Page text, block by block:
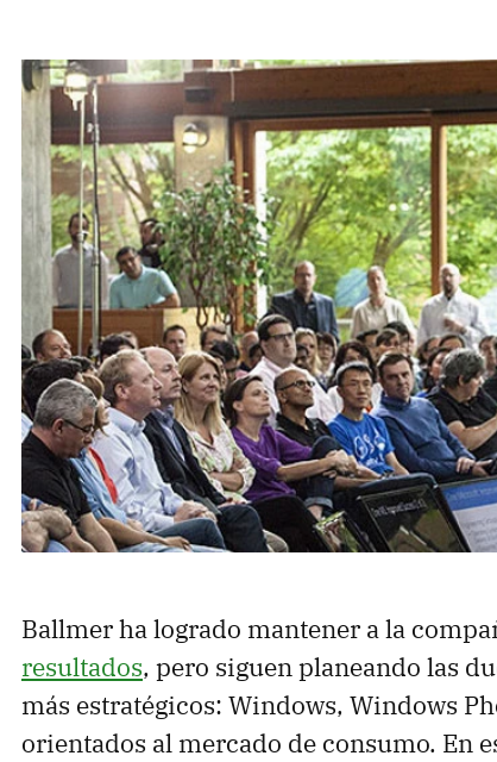
Ballmer ha logrado mantener a la
resultados, pero siguen planeando las
más estratégicos: Windows, Windows
orientados al mercado de consumo. En